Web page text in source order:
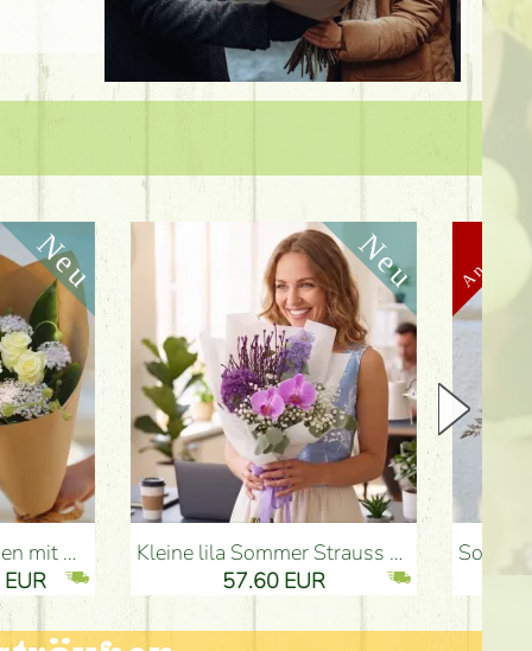
Kleine lila Sommer Strauss mit Delphinium, Orchidee - Blumenlieferung Budapest
57.60 EUR
Sommerlicher rosafarbener Strauß mit